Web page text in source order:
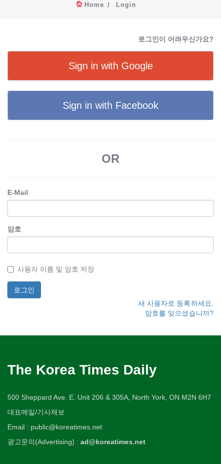
Home Login
로그인이 어려우신가요?
Sign in with Google
Sign in with Facebook
OR
E-Mail
암호
사용자 이름 및 암호 저장
새 사용자로 등록하세요.
암호를 잊으셨습니까?
The Korea Times Daily
500 Sheppard Ave. E. Unit 206 & 305A, North York, ON M2N 6H7
대표메일/기사제보
Email : public@koreatimes.net
광고문의(Advertising) : ad@koreatimes.net